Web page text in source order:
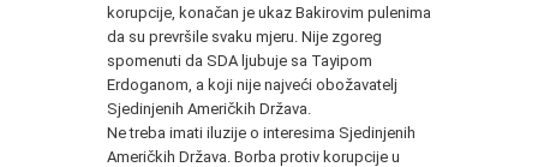
korupcije, konačan je ukaz Bakirovim pulenima
da su prevršile svaku mjeru. Nije zgoreg
spomenuti da SDA ljubuje sa Tayipom
Erdoganom, a koji nije najveći obožavatelj
Sjedinjenih Američkih Država.
Ne treba imati iluzije o interesima Sjedinjenih
Američkih Država. Borba protiv korupcije u